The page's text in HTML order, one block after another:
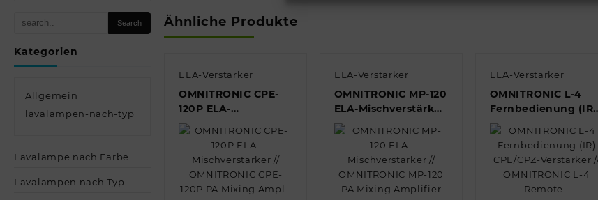
Kategorien
Allgemein
lavalampen-nach-typ
Lavalampe nach Farbe
Lavalampen nach Typ
Ähnliche Produkte
ELA-Verstärker
OMNITRONIC CPE-
120P ELA-
Mischverstärker //
OMNITRONIC CPE-
120P PA Mixing
Ampl…
Quick view
ELA-Verstärker
OMNITRONIC MP-120
ELA-Mischverstärker
// OMNITRONIC MP-
120 PA Mixing
Amplifier
Quick view
ELA-Verstärker
OMNITRONIC L-4
Fernbedienung (IR)
CPE/CPZ-Verstärker
// OMNITRONIC L-4
Remote…
Quick view